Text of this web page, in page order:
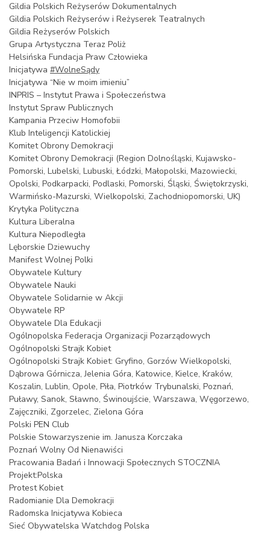
Gildia Polskich Reżyserów Dokumentalnych
Gildia Polskich Reżyserów i Reżyserek Teatralnych
Gildia Reżyserów Polskich
Grupa Artystyczna Teraz Poliż
Helsińska Fundacja Praw Człowieka
Inicjatywa #WolneSądy
Inicjatywa “Nie w moim imieniu”
INPRIS – Instytut Prawa i Społeczeństwa
Instytut Spraw Publicznych
Kampania Przeciw Homofobii
Klub Inteligencji Katolickiej
Komitet Obrony Demokracji
Komitet Obrony Demokracji (Region Dolnośląski, Kujawsko-
Pomorski, Lubelski, Lubuski, Łódzki, Małopolski, Mazowiecki,
Opolski, Podkarpacki, Podlaski, Pomorski, Śląski, Świętokrzyski,
Warmińsko-Mazurski, Wielkopolski, Zachodniopomorski, UK)
Krytyka Polityczna
Kultura Liberalna
Kultura Niepodległa
Lęborskie Dziewuchy
Manifest Wolnej Polki
Obywatele Kultury
Obywatele Nauki
Obywatele Solidarnie w Akcji
Obywatele RP
Obywatele Dla Edukacji
Ogólnopolska Federacja Organizacji Pozarządowych
Ogólnopolski Strajk Kobiet
Ogólnopolski Strajk Kobiet: Gryfino, Gorzów Wielkopolski,
Dąbrowa Górnicza, Jelenia Góra, Katowice, Kielce, Kraków,
Koszalin, Lublin, Opole, Piła, Piotrków Trybunalski, Poznań,
Puławy, Sanok, Sławno, Świnoujście, Warszawa, Węgorzewo,
Zajęczniki, Zgorzelec, Zielona Góra
Polski PEN Club
Polskie Stowarzyszenie im. Janusza Korczaka
Poznań Wolny Od Nienawiści
Pracowania Badań i Innowacji Społecznych STOCZNIA
Projekt:Polska
Protest Kobiet
Radomianie Dla Demokracji
Radomska Inicjatywa Kobieca
Sieć Obywatelska Watchdog Polska